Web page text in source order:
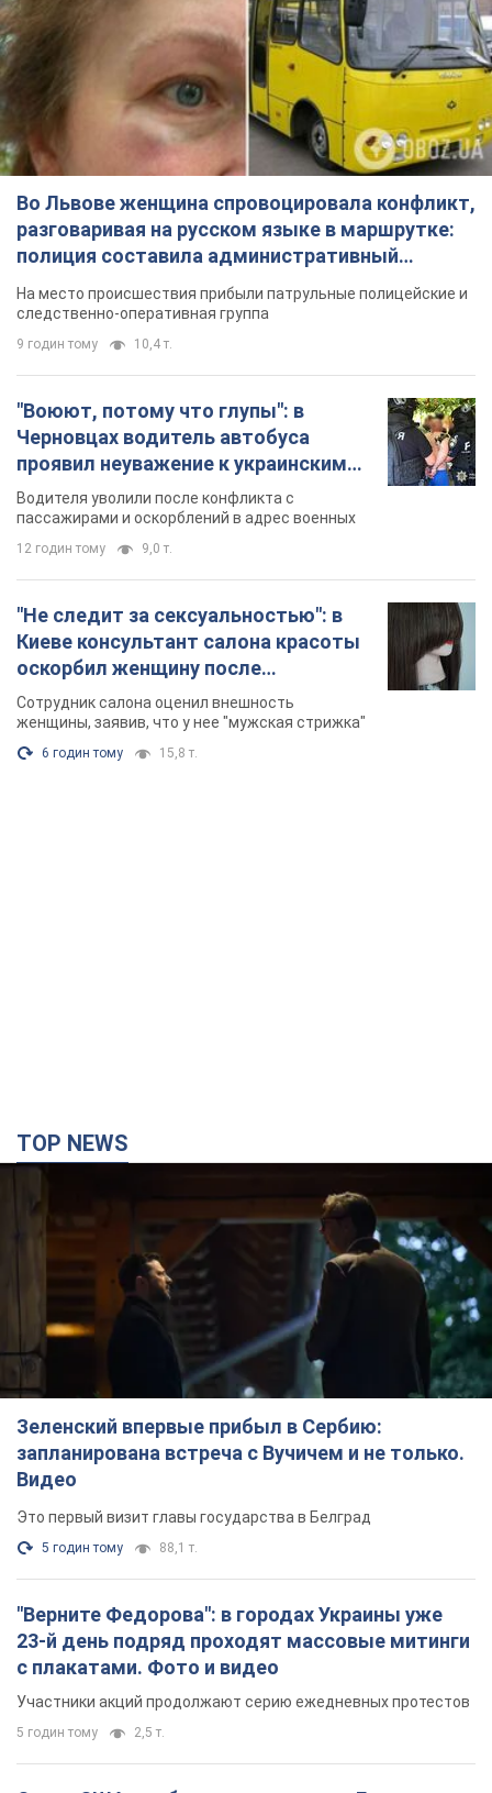
Во Львове женщина спровоцировала конфликт,
разговаривая на русском языке в маршрутке:
полиция составила административный
протокол. Видео
На место происшествия прибыли патрульные полицейские и
следственно-оперативная группа
9 годин тому 10,4 т.
"Воюют, потому что глупы": в
Черновцах водитель автобуса
проявил неуважение к украинским
военным и поплатился за это.
Видео
Водителя уволили после конфликта с
пассажирами и оскорблений в адрес военных
12 годин тому 9,0 т.
"Не следит за сексуальностью": в
Киеве консультант салона красоты
оскорбил женщину после
химиотерапии, разгорелся скандал.
Фото
Сотрудник салона оценил внешность
женщины, заявив, что у нее "мужская стрижка"
6 годин тому 15,8 т.
TOP NEWS
Зеленский впервые прибыл в Сербию:
запланирована встреча с Вучичем и не только.
Видео
Это первый визит главы государства в Белград
5 годин тому 88,1 т.
"Верните Федорова": в городах Украины уже
23-й день подряд проходят массовые митинги
с плакатами. Фото и видео
Участники акций продолжают серию ежедневных протестов
5 годин тому 2,5 т.